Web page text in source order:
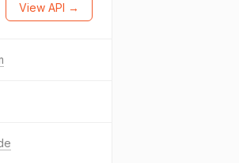
View API →